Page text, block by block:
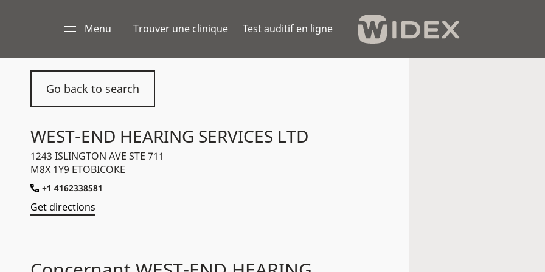
Menu Trouver une clinique Test auditif en ligne
Go back to search
WEST-END HEARING SERVICES LTD
1243 ISLINGTON AVE STE 711
M8X 1Y9 ETOBICOKE
+1 4162338581
Get directions